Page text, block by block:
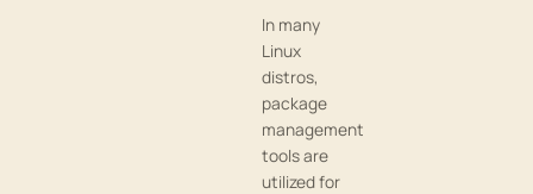
In many
Linux
distros,
package
management
tools are
utilized for